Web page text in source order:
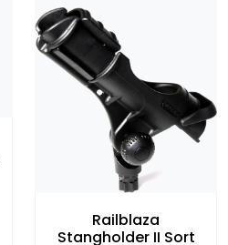
Railblaza
Stangholder II Sort